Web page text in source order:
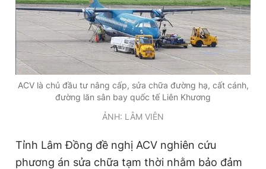
ACV là chủ đầu tư nâng cấp, sửa chữa đường hạ, cất cánh,
đường lăn sân bay quốc tế Liên Khương
ẢNH: LÂM VIÊN
Tỉnh Lâm Đồng đề nghị ACV nghiên cứu
phương án sửa chữa tạm thời nhằm bảo đảm